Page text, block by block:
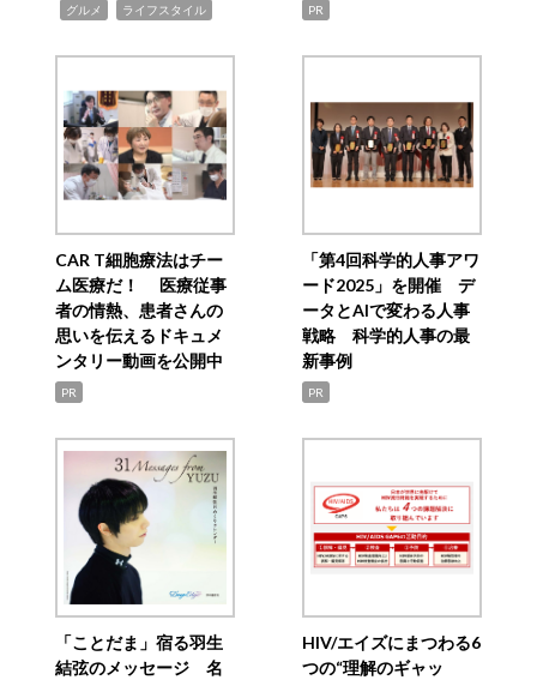
グルメ ライフスタイル PR
CAR T細胞療法はチー
ム医療だ！ 医療従事
者の情熱、患者さんの
思いを伝えるドキュメ
ンタリー動画を公開中
PR
「第4回科学的人事アワ
ード2025」を開催 デ
ータとAIで変わる人事
戦略 科学的人事の最
新事例
PR
「ことだま」宿る羽生
結弦のメッセージ 名
HIV/エイズにまつわる6
つの“理解のギャッ